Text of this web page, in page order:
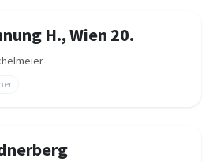
H., Wien 20.